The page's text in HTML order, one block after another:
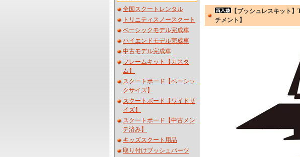
全国スクートレンタル
トリニティスノースクート
ベーシックモデル完成車
ハイエンドモデル完成車
中古モデル完成車
フレームキット【カスタ
ム】
スクートボード【ベーシッ
クサイズ】
スクートボード【ワイドサ
イズ】
スクートボード【中古メン
テ済み】
キッズスクート用品
取り付けブッシュパーツ
【ブッシュレスキット
チメント】